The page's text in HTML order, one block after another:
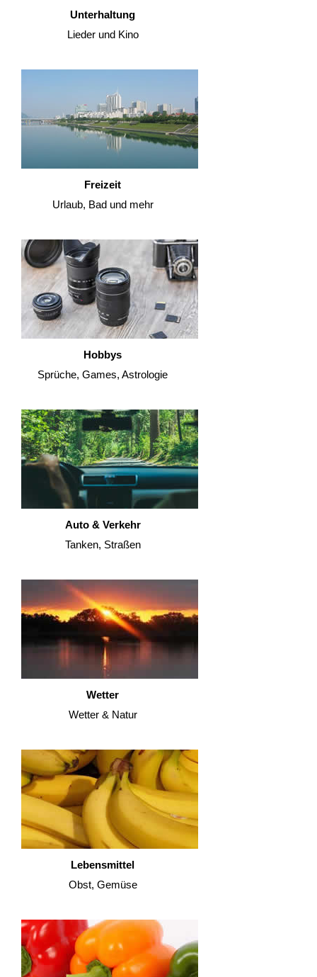
Unterhaltung
Lieder und Kino
Freizeit
Urlaub, Bad und mehr
Hobbys
Sprüche, Games, Astrologie
Auto & Verkehr
Tanken, Straßen
Wetter
Wetter & Natur
Lebensmittel
Obst, Gemüse